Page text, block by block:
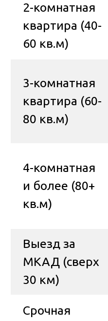
2-комнатная
квартира (40-
60 кв.м)
3-комнатная
квартира (60-
80 кв.м)
4-комнатная
и более (80+
кв.м)
Выезд за
МКАД (сверх
30 км)
Срочная